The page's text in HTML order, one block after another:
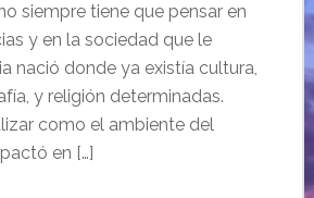
siempre tiene que pensar en
y en la sociedad que le
nació donde ya existía cultura,
y religión determinadas.
como el ambiente del
en […]